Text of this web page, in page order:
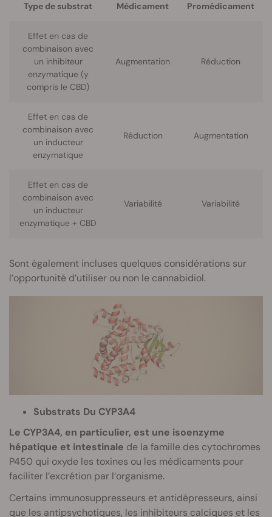
Type de substrat Médicament Promédicament
Effet en cas de
combinaison avec
un inhibiteur
enzymatique (y
compris le CBD)
Augmentation Réduction
Effet en cas de
combinaison avec
un inducteur
enzymatique
Réduction Augmentation
Effet en cas de
combinaison avec
un inducteur
enzymatique + CBD
Variabilité Variabilité
Sont également incluses quelques considérations sur
l’opportunité d’utiliser ou non le cannabidiol.
Substrats Du CYP3A4
Le CYP3A4, en particulier, est une isoenzyme
hépatique et intestinale de la famille des cytochromes
P450 qui oxyde les toxines ou les médicaments pour
faciliter l’excrétion par l’organisme.
Certains immunosuppresseurs et antidépresseurs, ainsi
que les antipsychotiques, les inhibiteurs calciques et les